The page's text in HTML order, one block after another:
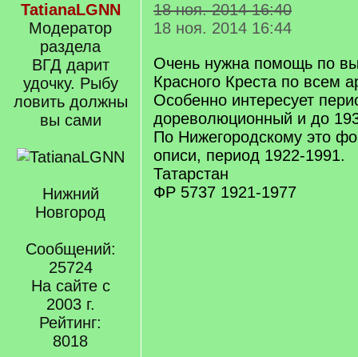
TatianaLGNN
Модератор
раздела
ВГД дарит
удочку. Рыбу
ловить должны
вы сами
Нижний
Новгород
Сообщений:
25724
На сайте с
2003 г.
Рейтинг:
8018
18 ноя. 2014 16:40
18 ноя. 2014 16:44
Очень нужна помощь по
Красного Креста по всем
Особенно интересует
дореволюционный и до
По Нижегородскому это
описи, период 1922-1991.
Татарстан
ФР 5737 1921-1977